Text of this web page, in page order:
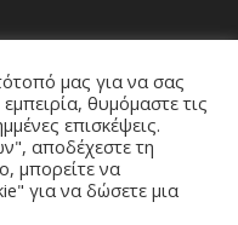
μας για να σας
θυμόμαστε τις
επισκέψεις.
αποδέχεστε τη
μπορείτε να
για να δώσετε μια